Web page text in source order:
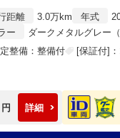
距離 3.0万km 年式
ー
ダークメタルグレー（
整備：整備付
[保証付]
円 詳細